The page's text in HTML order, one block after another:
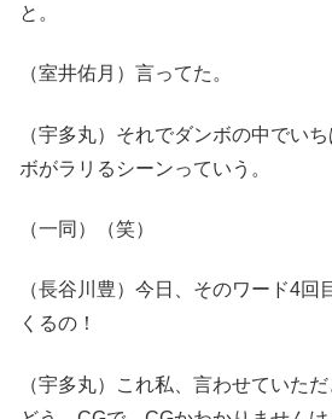
と。
（室井佑月）言ってた。
（宇多丸）それでダンボの中でい
ボがラリるシーンっていう。
（一同）（笑）
（長谷川豊）今日、そのワード4回
くるの！
（宇多丸）これ私、言わせていた